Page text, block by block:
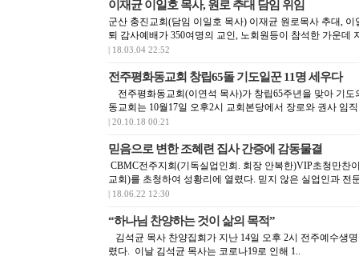
이재균 이일호 목사, 원로 추대 담임 위임
군산 충진교회(담임 이일호 목사) 이재균 원로목사 추대,
퇴 감사예배가 350여명의 교인, 노회원등이 참석한 가운데
| 18.03.04 22:52
전주평화동교회 창립65돌 기도일꾼 11명 세우다
전주평화동교회(이연석 목사)가 창립65주년을 맞아 기도
동교회는 10월17일 오후2시 교회본당에서 장로와 권사 임
| 20.10.18 00:21
믿음으로 변한 조혜련 집사 간증에 감동물결
CBMC전주지회(기독실업인회. 회장 안복한)VIP초청만찬
교회)를 초청하여 성황리에 열렸다. 믿지 않은 실업인과 전
| 18.06.22 12:30
“하나님 찬양하는 것이 삶의 목적”
김석균 목사 찬양집회가 지난 14일 오후 2시 전주예수생
렸다. 이날 김석균 목사는 코로나19로 인해 1..